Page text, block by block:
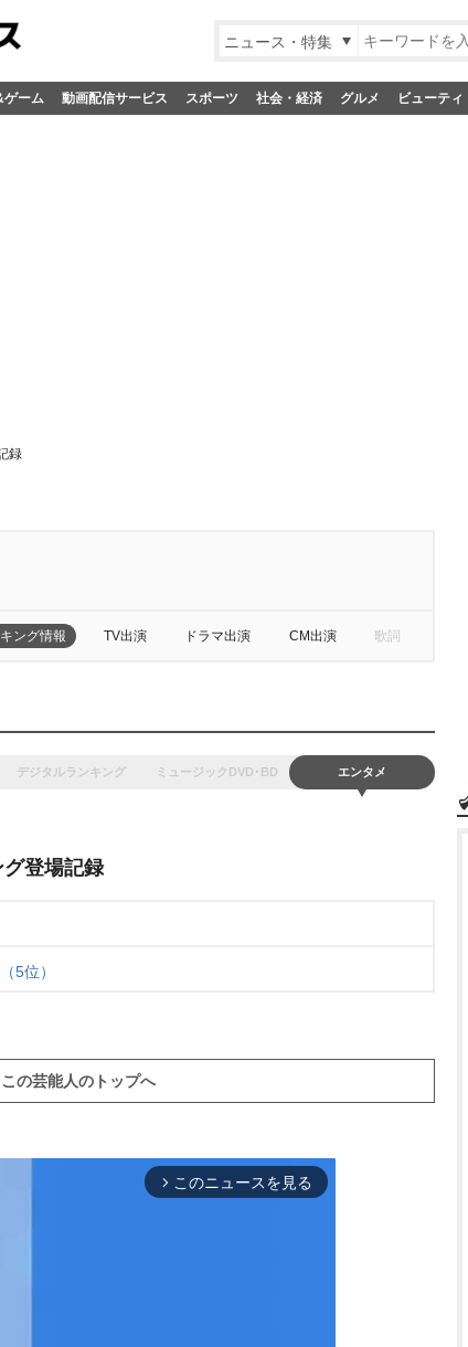
ニュース・特集
ゲーム 動画配信サービス スポーツ 社会・経済 グルメ ビューティ
録
ング情報 TV出演 ドラマ出演 CM出演 歌詞
デジタルランキング ミュージックDVD･BD エンタメ
登場記録
5位）
この芸能人のトップへ
arrow_forward_ios このニュースを見る